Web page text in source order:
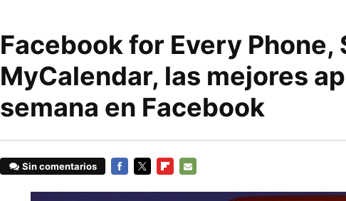
Facebook for Every Phone,
MyCalendar, las mejores
semana en Facebook
Sin comentarios